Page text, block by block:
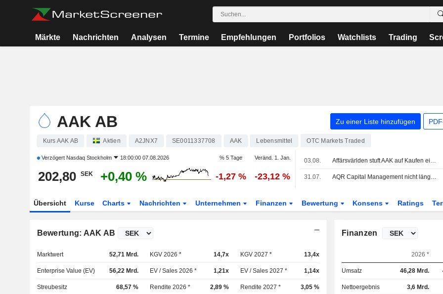
Märkte Nachrichten Analysen Termine Empfehlungen Portfolios Watchlists Trading
AAK AB Zu einer Liste hinzufügen
Kurs AAK AB Aktien A2JNX7 SE0011337708 AAK Lebensmittel OTC Markets Traded
Verzögert Nasdaq Stockholm 18:00:00 07.08.2026 % 5 Tage Veränd. 1. Jan.
202,80 SEK +0,40 % -1,27 % -23,12 %
03.08. Affärsvärlden stuft AAK auf Kaufen ein - sieht knapp 20% Kurspotenzial
31.07. AQR Capital Management nicht länger als öffentlicher Leerverkäufer in AAK
Übersicht Kurse Charts Nachrichten Unternehmen Finanzen Bewertung Konsens Ratings
Bewertung: AAK AB
Marktwert 52,71 Mrd. KGV 2026 * 14,7x KGV 2027 * 13,4x
Enterprise Value (EV) 56,22 Mrd. EV / Sales 2026 * 1,21x EV / Sales 2027 * 1,14x
Streubesitz 68,57 % Rendite 2026 * 2,89 % Rendite 2027 * 3,05 %
Finanzen
2026 *
Umsatz 46,28 Mrd.
Nettoergebnis 3,6 Mrd.